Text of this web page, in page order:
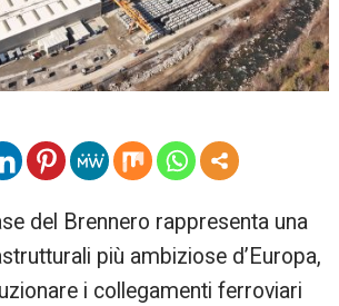
re
del Brennero rappresenta una
più ambiziose d’Europa,
i collegamenti ferroviari